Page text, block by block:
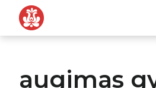
Tovább a tartalomhoz
augimas